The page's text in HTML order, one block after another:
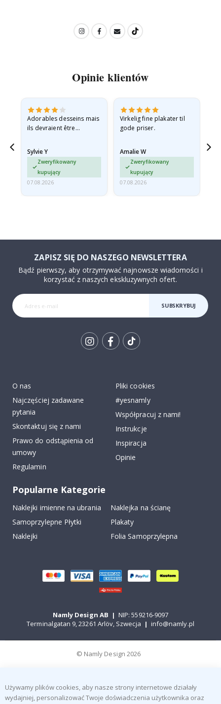
Opinie klientów
Adorables desseins mais
ils devraient être
enveloppe rigide car ils
sont arrivés roulés et un…
Sylvie Y
Zweryfikowany
kupujący
07.08.2026
Virkelig fine plakater til
gode priser.
Amalie W
Zweryfikowany
kupujący
07.08.2026
ZAPISZ SIĘ DO NASZEGO NEWSLETTERA
Bądź pierwszy, aby otrzymywać najnowsze wiadomości i
korzystać z naszych ekskluzywnych ofert.
SUBSKRYBUJ
O nas
Najczęściej zadawane
pytania
Skontaktuj się z nami
Prawo do odstąpienia od
umowy
Regulamin
Pliki cookies
#yesnamly
Współpracuj z nami!
Instrukcje
Inspiracja
Opinie
Popularne Kategorie
Naklejki imienne na ubrania
Naklejka na ścianę
Samoprzylepne Płytki
Plakaty
Naklejki
Folia Samoprzylepna
Namly Design AB | NIP: 559216-9097
Terminalgatan 9, 23261 Arlöv, Szwecja | info@namly.pl
© Namly Design 2026
Używamy plików cookies, aby nasze strony internetowe działały
wydajniej, personalizować Twoje doświadczenia użytkownika oraz